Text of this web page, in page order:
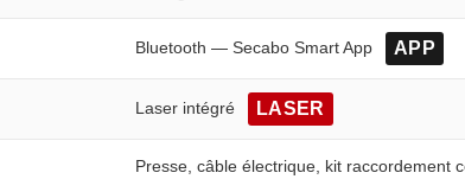
Bluetooth — Secabo Smart App APP
Laser intégré LASER
Presse, câble électrique, kit raccordement